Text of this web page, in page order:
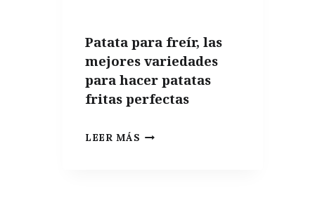
DE
VERANO
Patata para freír, las
mejores variedades
para hacer patatas
fritas perfectas
LEER MÁS PATATA